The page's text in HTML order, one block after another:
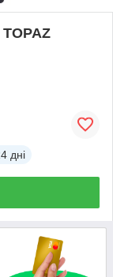
дні